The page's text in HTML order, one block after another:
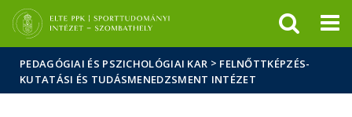
Hírek
Események
ELTE a
sajtóban
PEDAGÓGIAI ÉS PSZICHOLÓGIAI KAR > FELNŐTTKÉPZÉS-
KUTATÁSI ÉS TUDÁSMENEDZSMENT INTÉZET